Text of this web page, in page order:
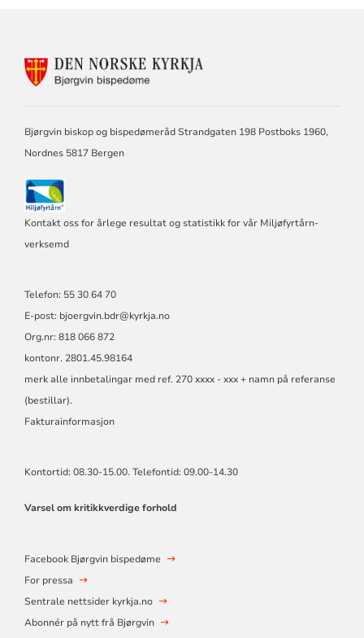
KONTAKTINFORMASJON
Bjørgvin biskop og bispedømeråd Strandgaten 198 Postboks 1960,
Nordnes 5817 Bergen
Kontakt oss for årlege resultat og statistikk for vår Miljøfyrtårn-
verksemd
Telefon: 55 30 64 70
E-post: bjoergvin.bdr@kyrkja.no
Org.nr: 818 066 872
kontonr. 2801.45.98164
merk alle innbetalingar med ref. 270 xxxx - xxx + namn på referanse
(bestillar).
Fakturainformasjon
Kontortid: 08.30-15.00. Telefontid: 09.00-14.30
Varsel om kritikkverdige forhold
Facebook Bjørgvin bispedøme
For pressa
Sentrale nettsider kyrkja.no
Abonnér på nytt frå Bjørgvin